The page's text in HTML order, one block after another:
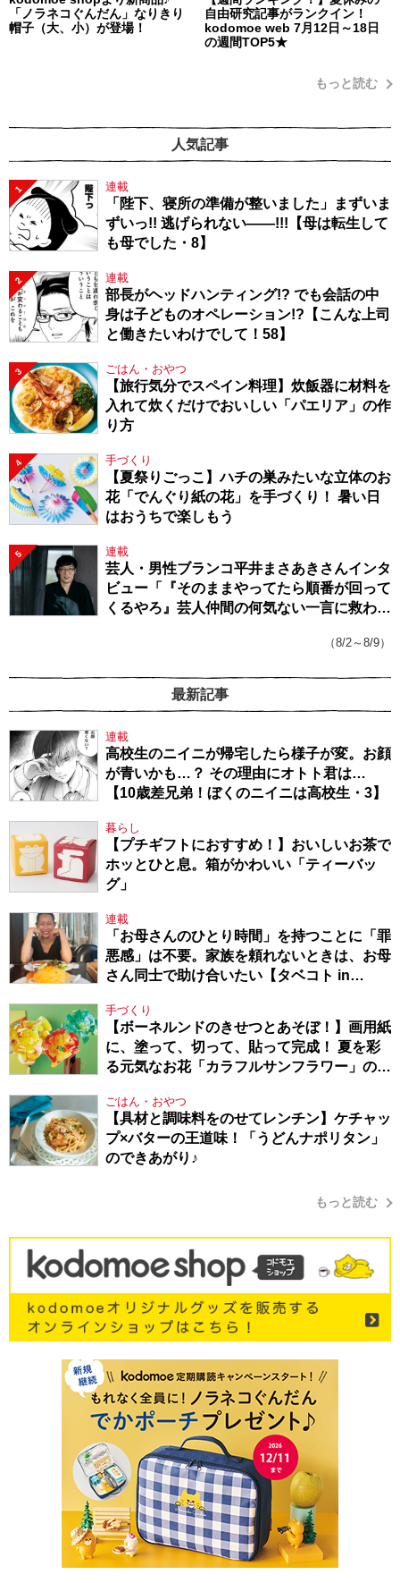
「ノラネコぐんだん」なりきり
帽子（大、小）が登場！
自由研究記事がランクイン！
kodomoe web 7月12日～18日
の週間TOP5★
もっと読む
人気記事
1 連載
「陛下、寝所の準備が整いました」まずいま
ずいっ!! 逃げられない――!!!【母は転生して
も母でした・8】
2 連載
部長がヘッドハンティング!? でも会話の中
身は子どものオペレーション!?【こんな上司
と働きたいわけでして！58】
3 ごはん・おやつ
【旅行気分でスペイン料理】炊飯器に材料を
入れて炊くだけでおいしい「パエリア」の作
り方
4 手づくり
【夏祭りごっこ】ハチの巣みたいな立体のお
花「でんぐり紙の花」を手づくり！ 暑い日
はおうちで楽しもう
5 連載
芸人・男性ブランコ平井まさあきさんインタ
ビュー「『そのままやってたら順番が回って
くるやろ』芸人仲間の何気ない一言に救われ
（8/2～8/9）
最新記事
連載
高校生のニイニが帰宅したら様子が変。お顔
が青いかも…？ その理由にオトト君は…
【10歳差兄弟！ぼくのニイニは高校生・3】
暮らし
【プチギフトにおすすめ！】おいしいお茶で
ホッとひと息。箱がかわいい「ティーバッ
グ」
連載
「お母さんのひとり時間」を持つことに「罪
悪感」は不要。家族を頼れないときは、お母
さん同士で助け合いたい【タベコト in
手づくり
【ボーネルンドのきせつとあそぼ！】画用紙
に、塗って、切って、貼って完成！ 夏を彩
る元気なお花「カラフルサンフラワー」の作
ごはん・おやつ
【具材と調味料をのせてレンチン】ケチャッ
プ×バターの王道味！「うどんナポリタン」
のできあがり♪
もっと読む